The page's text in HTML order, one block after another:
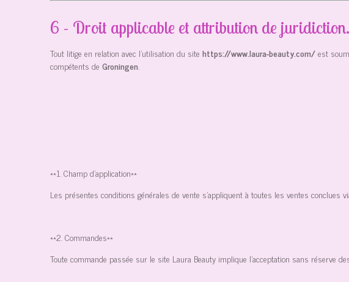
6 - Droit applicable et attribution de juridiction.
Tout litige en relation avec l’utilisation du site https://www.laura-beauty.com/est
compétents de Groningen.
**1. Champ d'application**
Les présentes conditions générales de vente s'appliquent à toutes les ventes conclues
**2. Commandes**
Toute commande passée sur le site Laura Beauty implique l'acceptation sans réserve